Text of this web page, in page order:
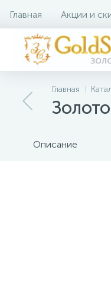
Главная Акции и
Главная
Описание